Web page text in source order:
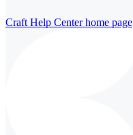
Craft Help Centerhome page